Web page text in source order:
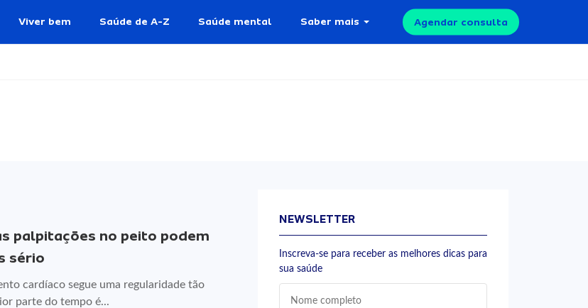
Viver bem Saúde de A-Z Saúde mental Saber mais Agendar consulta
palpitações no peito podem
sério
cardíaco segue uma regularidade tão
parte do tempo é...
NEWSLETTER
Inscreva-se para receber as melhores dicas para
sua saúde